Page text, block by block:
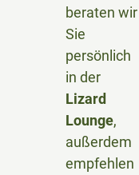
beraten wir
Sie
persönlich
in der
Lizard
Lounge,
außerdem
empfehlen